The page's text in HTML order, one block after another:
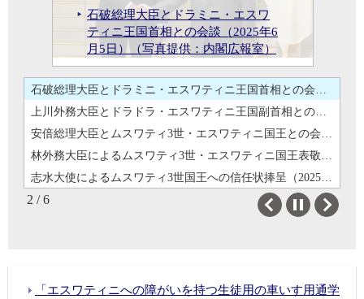
日・エスワティニ首脳会談（2025
年8月21日）（出典：首相官邸ホー
ムページ）
石破総理大臣とドラミニ・エスワ
ティニ王国首相との会談（2025年6
月5日）（写真提供：内閣広報室）
上川外務大臣とドラドラ・エスワ
ティニ王国副首相との会談（2024
年8月23日）
スワティニ国王との会談（2019年
10月21日）（写真提供：内閣広報
室）
林外務大臣によるムスワティ3世・
エスワティニ国王表敬（2022年8月
27日）
志水大使によるムスワティ3世国王
への信任状捧呈（2025年7月29日）
（提供：エスワティニ政府）
石破総理大臣とドラミニ・エスワティニ王国首相との会談（2025年6月5日）（写真提供：内閣広報室）
上川外務大臣とドラドラ・エスワティニ王国副首相との会談（2024年8月23日）
安倍総理大臣とムスワティ3世・エスワティニ国王との会談（2019年10月21日）（写真提供：内閣広報室）
林外務大臣によるムスワティ3世・エスワティニ国王表敬（2022年8月27日）
志水大使によるムスワティ3世国王への信任状捧呈（2025年7月29日）（提供：エスワティニ政府）
日・エスワティニ首脳会談（2025年8月21日）（出典：首相官邸ホームページ）
石破総理大臣とドラミニ・エスワティニ王国首相との会談（2025年6月5日）（写真提供：内閣広報室）
林外務大臣によるムスワティ3世・エスワティニ国王表敬（2022年8月27日）
2 / 6
「エスワティニへの障がいを持つ生徒用の車いす用通学